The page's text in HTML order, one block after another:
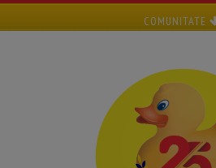
COMUNITATE